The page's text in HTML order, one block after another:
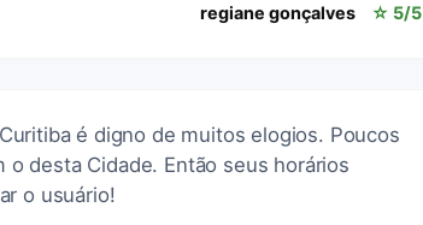
regiane gonçalves ☆ 5/5
é digno de muitos elogios. Poucos
desta Cidade. Então seus horários
o usuário!